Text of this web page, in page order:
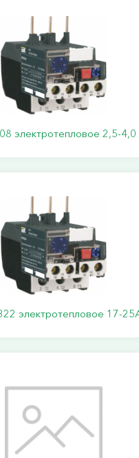
электротепловое 2,5-
электротепловое 17-